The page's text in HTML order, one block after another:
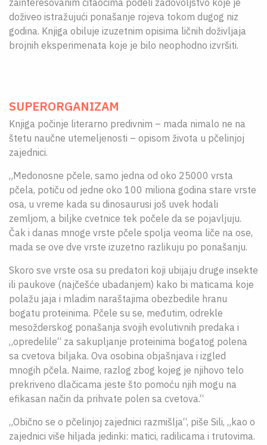
zainteresovanim čitaocima podeli zadovoljstvo koje je
doživeo istražujući ponašanje rojeva tokom dugog niz
godina. Knjiga obiluje izuzetnim opisima ličnih doživljaja
brojnih eksperimenata koje je bilo neophodno izvršiti.
SUPERORGANIZAM
Knjiga počinje literarno predivnim – mada nimalo ne na
štetu naučne utemeljenosti – opisom života u pčelinjoj
zajednici.
„Medonosne pčele, samo jedna od oko 25000 vrsta
pčela, potiču od jedne oko 100 miliona godina stare vrste
osa, u vreme kada su dinosaurusi još uvek hodali
zemljom, a biljke cvetnice tek počele da se pojavljuju.
Čak i danas mnoge vrste pčele spolja veoma liče na ose,
mada se ove dve vrste izuzetno razlikuju po ponašanju.
Skoro sve vrste osa su predatori koji ubijaju druge insekte
ili paukove (najčešće ubadanjem) kako bi maticama koje
polažu jaja i mladim naraštajima obezbedile hranu
bogatu proteinima. Pčele su se, međutim, odrekle
mesožderskog ponašanja svojih evolutivnih predaka i
„opredelile“ za sakupljanje proteinima bogatog polena
sa cvetova biljaka. Ova osobina objašnjava i izgled
mnogih pčela. Naime, razlog zbog kojeg je njihovo telo
prekriveno dlačicama jeste što pomoću njih mogu na
efikasan način da prihvate polen sa cvetova.“
„Obično se o pčelinjoj zajednici razmišlja“, piše Sili, „kao o
zajednici više hiljada jedinki: matici, radilicama i trutovima.